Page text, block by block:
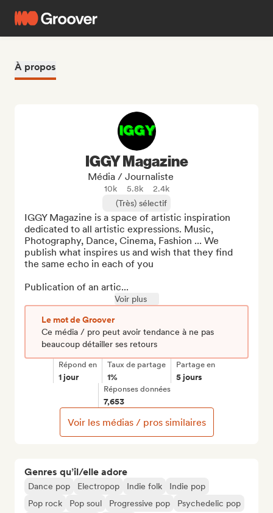
À propos
Genres qu’il/elle adore
Dance pop Electropop Indie folk
Indie pop
Pop rock
Pop soul Progressive pop
Psychedelic pop
IGGY Magazine
Média / Journaliste
10k 5.8k
2.4k
(Très) sélectif
IGGY Magazine is a space of artistic inspiration
dedicated to all artistic expressions. Music,
Photography, Dance, Cinema, Fashion ... We
publish what inspires us and wish that they find
the same echo in each of you
Publication of an artic...
Voir plus
Le mot de Groover
Ce média / pro peut avoir tendance à ne pas
beaucoup détailler ses retours
Répond en
1 jour
Taux de partage
1%
Partage en
5 jours
Réponses données
7,653
Voir les médias / pros similaires